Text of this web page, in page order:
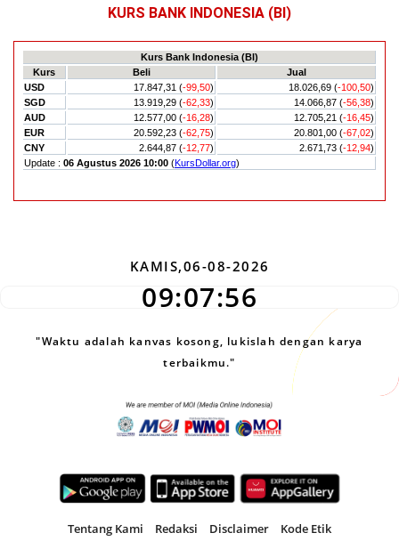
KURS BANK INDONESIA (BI)
KAMIS,06-08-2026
09:07:57
"Waktu adalah kanvas kosong, lukislah dengan karya
terbaikmu."
Tentang Kami Redaksi Disclaimer Kode Etik